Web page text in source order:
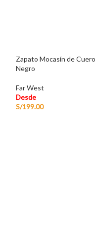
Zapato Mocasín de
Negro
Far West
Desde
S/199.00